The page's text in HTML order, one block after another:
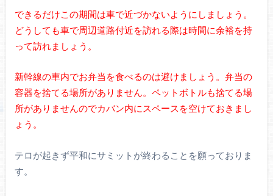
できるだけこの期間は車で近づかないようにしましょう。
どうしても車で周辺道路付近を訪れる際は時間に余裕を持
って訪れましょう。
新幹線の車内でお弁当を食べるのは避けましょう。弁当の
容器を捨てる場所がありません。ペットボトルも捨てる場
所がありませんのでカバン内にスペースを空けておきまし
ょう。
テロが起きず平和にサミットが終わることを願っておりま
す。